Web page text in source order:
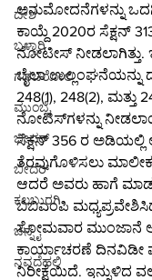
ದೇಶ
ಬಳ್ಳಾರಿ
ಗಡಚಿರೋಲಿ
ಮುಂಬೈ
ಬೀದರ್
ಬೀದರ್
ಕಲಬುರಗಿ
ಚೆನ್ನೈ
ನವದೆಹಲಿ
ಅನುಮೋದನೆಗಳನ್ನು
ಕಾಯ್ದೆ 2020ರ ಸೆಕ್ಷನ್
ನೋಟೀಸ್‌ ನೀಡಲಾಗಿತ್ತು. ಇದರ ನಂತರ ಕಟ್ಟಡದ
ಬೈಲಾ ಉಲ್ಲಂಘನೆಯನ್ನು
248(1), 248(2), ಮತ್ತು
ನೋಟಿಸ್‌ಗಳನ್ನು ನೀಡಲಾಯಿತು. ಅಂತಿಮವಾಗಿ,
ಸೆಕ್ಷನ್ 356 ರ ಅಡಿಯಲ್ಲಿ
ತೆರವುಗೊಳಿಸಲು
ಆದರೆ ಅವರು ಹಾಗೆ
ಬಿಬಿಎಂಪಿ
ಸೋಮವಾರ ಮುಂಜಾನೆ
ಕಾರ್ಯಾಚರಣೆ ದಿನವಿಡೀ
ನಿರೀಕ್ಷೆಯಿದೆ. ಇನ್ನುಳಿದ